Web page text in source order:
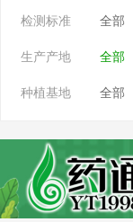
检测标准 全部
生产产地 全部
种植基地 全部